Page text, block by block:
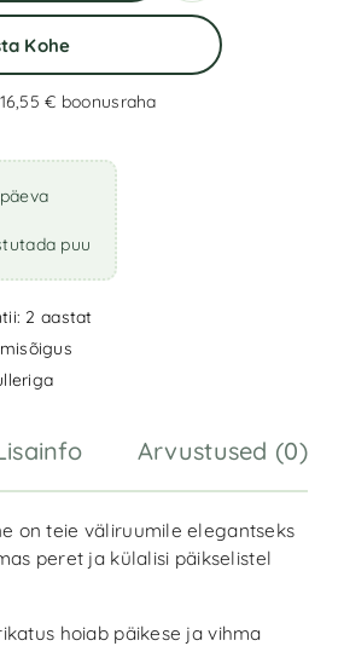
Kohe
€ boonusraha
puu
2 aastat
Arvustused (0)
on teie väliruumile elegantseks
peret ja külalisi päikselistel
hoiab päikese ja vihma